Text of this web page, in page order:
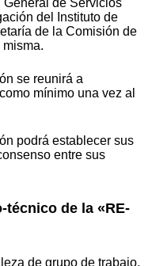
de Servicios
del Instituto de
de la Comisión de
se reunirá a
mínimo una vez al
podrá establecer sus
entre sus
de la «RE-
de grupo de trabajo,